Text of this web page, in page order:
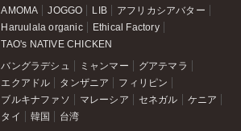
AMOMA JOGGO LIB
アフリカシアバター
Haruulala organic
Ethical Factory
TAO's NATIVE CHICKEN
バングラデシュ ミャンマー
グアテマラ
エクアドル
タンザニア
フィリピン
ブルキナファソ
マレーシア セネガル
ケニア
タイ
韓国 台湾